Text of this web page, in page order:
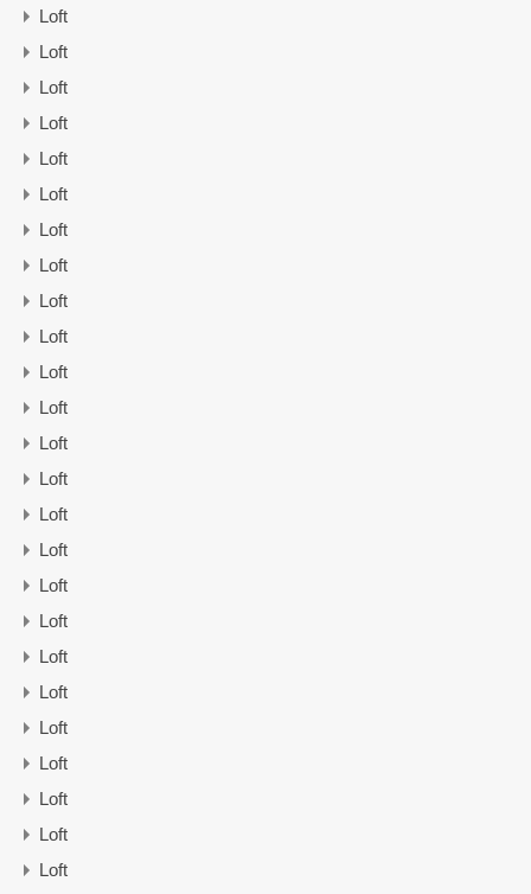
Loft
Loft
Loft
Loft
Loft
Loft
Loft
Loft
Loft
Loft
Loft
Loft
Loft
Loft
Loft
Loft
Loft
Loft
Loft
Loft
Loft
Loft
Loft
Loft
Loft